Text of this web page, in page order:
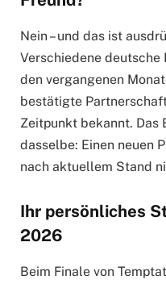
Nein – und das ist
Verschiedene deutsche
den vergangenen
bestätigte
Zeitpunkt bekannt. Das
dasselbe: Einen neuen
nach aktuellem Stand
Ihr persönliches
2026
Beim Finale von